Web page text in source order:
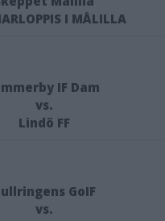
I MÅLILLA
IF Dam
vs.
Lindö FF
GoIF
vs.